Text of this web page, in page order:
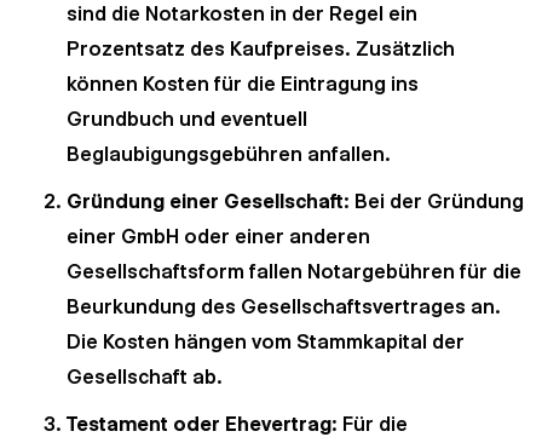
sind die Notarkosten in der Regel ein
Prozentsatz des Kaufpreises. Zusätzlich
können Kosten für die Eintragung ins
Grundbuch und eventuell
Beglaubigungsgebühren anfallen.
Gründung einer Gesellschaft: Bei der Gründung
einer GmbH oder einer anderen
Gesellschaftsform fallen Notargebühren für die
Beurkundung des Gesellschaftsvertrages an.
Die Kosten hängen vom Stammkapital der
Gesellschaft ab.
Testament oder Ehevertrag: Für die